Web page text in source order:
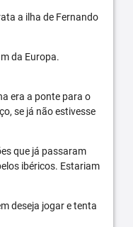
a ilha de Fernando
da Europa.
era a ponte para o
se já não estivesse
que já passaram
ibéricos. Estariam
deseja jogar e tenta